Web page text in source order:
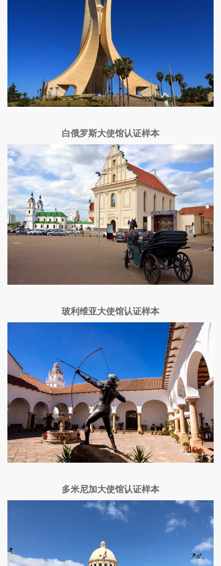
白俄罗斯大使馆认证样本
玻利维亚大使馆认证样本
多米尼加大使馆认证样本